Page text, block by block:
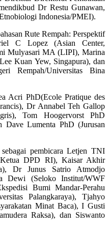
Dr Restu Gunawan,
Indonesia/PMEI).
Rute Rempah: Perspektif
C Lopez (Asian Center,
Mulyasari MA (LIPI), Marina
Kuan Yew, Singapura), dan
Rempah/Universitas Bina
Acri PhD(Ecole Pratique des
Dr Annabel Teh Gallop
Tom Hoogervorst PhD
Dave Lumenta PhD (Jurusan
pembicara Letjen TNI
DPD RI), Kaisar Akhir
Dr Junus Satrio Atmodjo
Dewi (Seloko Institut/WWF
Bumi Mandar-Perahu
Palangkaraya), Tjahyo
Minat Baca), I Gusti
Raksa), dan Siswanto